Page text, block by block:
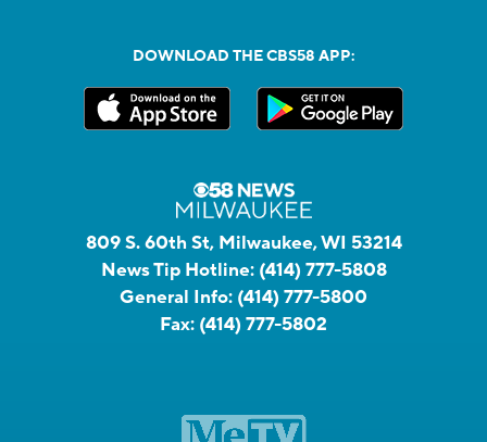
DOWNLOAD THE CBS58 APP:
809 S. 60th St, Milwaukee, WI 53214
News Tip Hotline: (414) 777-5808
General Info: (414) 777-5800
Fax: (414) 777-5802